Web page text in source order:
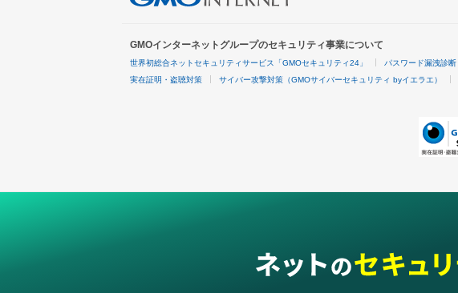
GMOインターネットグループのセキュリティ事業について
世界初総合ネットセキュリティサービス「GMOセキュリティ24」 パスワード漏洩診断
実在証明・盗聴対策 サイバー攻撃対策（GMOサイバーセキュリティ byイエラエ）